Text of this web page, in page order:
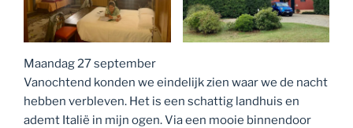
Maandag 27 september
Vanochtend konden we eindelijk zien waar we de nacht
hebben verbleven. Het is een schattig landhuis en
ademt Italië in mijn ogen. Via een mooie binnendoor